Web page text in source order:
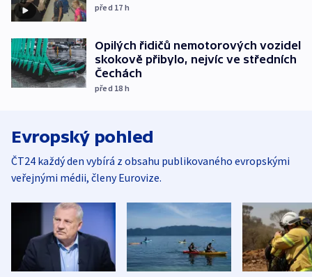
před 17 h
Opilých řidičů nemotorových vozidel
skokově přibylo, nejvíc ve středních
Čechách
před 18 h
Evropský pohled
ČT24 každý den vybírá z obsahu publikovaného evropskými
veřejnými médii, členy Eurovize.